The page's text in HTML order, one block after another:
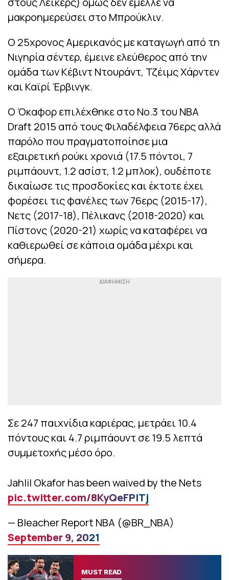
μακροημερεύσει στο Μπρούκλιν.
Ο 25χρονος Αμερικανός με καταγωγή από τη
Νιγηρία σέντερ, έμεινε ελεύθερος από την
ομάδα των Κέβιντ Ντουράντ, Τζέιμς Χάρντεν
και Καϊρί Έρβινγκ.
Ο Όκαφορ επιλέχθηκε στο Νο.3 του NBA
Draft 2015 από τους Φιλαδέλφεια 76ερς αλλά
παρόλο που πραγματοποίησε μια
εξαιρετική ρούκι χρονιά (17.5 πόντοι, 7
ριμπάουντ, 1.2 ασίστ, 1.2 μπλοκ), ουδέποτε
δικαίωσε τις προσδοκίες και έκτοτε έχει
φορέσει τις φανέλες των 76ερς (2015-17),
Νετς (2017-18), Πέλικανς (2018-2020) και
Πίστονς (2020-21) χωρίς να καταφέρει να
καθιερωθεί σε κάποια ομάδα μέχρι και
σήμερα.
Σε 247 παιχνίδια καριέρας, μετράει 10.4
πόντους και 4.7 ριμπάουντ σε 19.5 λεπτά
συμμετοχής μέσο όρο.
Jahlil Okafor has been waived by the Nets
pic.twitter.com/8KyQeFPITj
— Bleacher Report NBA (@BR_NBA)
September 9, 2021
MUST READ